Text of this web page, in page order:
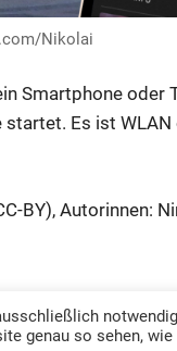
Nikolai
Smartphone oder
startet. Es ist
BY), Autorinnen:
genau so sehen,